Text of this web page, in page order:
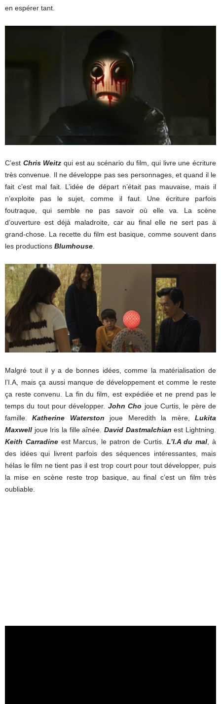
en espérer tant.
C’est Chris Weitz qui est au scénario du film, qui livre une écriture
très convenue. Il ne développe pas ses personnages, et quand il le
fait c’est mal fait. L’idée de départ n’était pas mauvaise, mais il
n’exploite pas le sujet, comme il faut. Une écriture parfois
foutraque, qui semble ne pas savoir où elle va. La scène
d’ouverture est déjà maladroite, car au final elle ne sert pas à
grand-chose. La recette du film est basique, comme souvent dans
les productions Blumhouse
Malgré tout il y a de bonnes idées, comme la matérialisation de
l’I.A, mais ça aussi manque de développement et comme le reste
ça reste convenu. La fin du film, est expédiée et ne prend pas le
temps du tout pour développer. John Cho joue Curtis, le père de
famille.Katherine Waterston joue Meredith la mère, Lukita
Maxwell joue Iris la fille aînée. David Dastmalchian est Lightning.
Keith Carradineest Marcus, le patron de Curtis. L’I.A du mal, à
des idées qui livrent parfois des séquences intéressantes, mais
hélas le film ne tient pas il est trop court pour tout développer, puis
la mise en scène reste trop basique, au final c’est un film très
oubliable.